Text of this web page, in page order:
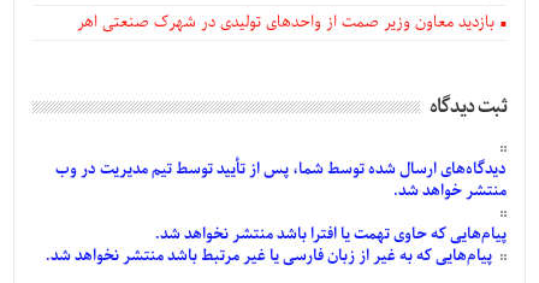
بازدید معاون وزیر صمت از واحدهای تولیدی در شهرک صنعتی اهر
ثبت دیدگاه
دیدگاه‌هایارسالشدهتوسط شما، پس ازتأییدتوسط تیم مدیریت در وب
منتشر خواهد شد.
پیام‌هاییکه حاوی تهمت یا افترا باشد منتشر نخواهد شد.
پیام‌هاییکه به غیر از زبان فارسی یا غیر مرتبط باشد منتشر نخواهد شد.